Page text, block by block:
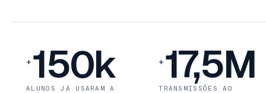
+ 150k
ALUNOS JÁ USARAM A
+ 17,5M
TRANSMISSÕES AO